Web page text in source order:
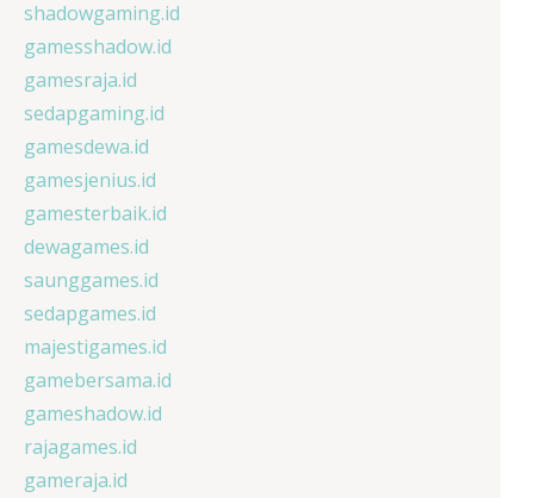
shadowgaming.id
gamesshadow.id
gamesraja.id
sedapgaming.id
gamesdewa.id
gamesjenius.id
gamesterbaik.id
dewagames.id
saunggames.id
sedapgames.id
majestigames.id
gamebersama.id
gameshadow.id
rajagames.id
gameraja.id